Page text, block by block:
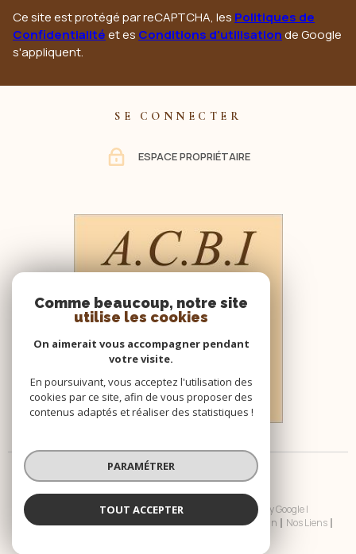
Ce site est protégé par reCAPTCHA, les Politiques de
Confidentialitéet es Conditions d'utilisationde Google
s'appliquent.
SE CONNECTER
ESPACE PROPRIÉTAIRE
© 2026 | Tous droits réservés | Traduction powered by Google |
Nos Honoraires
Plan Du Site Mentions Légales Admin
Nos Liens
Comme beaucoup, notre site
utilise les cookies
On aimerait vous accompagner pendant
votre visite.
En poursuivant, vous acceptez l'utilisation des
cookies par ce site, afin de vous proposer des
contenus adaptés et réaliser des statistiques !
PARAMÉTRER
TOUT ACCEPTER